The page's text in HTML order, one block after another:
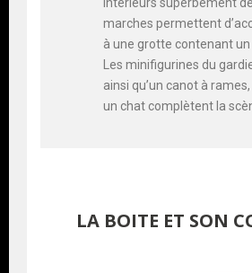
intérieurs superbement
marches permettent
à une grotte contenant
Les minifigurines du
ainsi qu’un canot à
un chat complètent la
LA BOITE ET SON